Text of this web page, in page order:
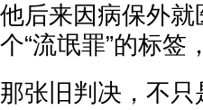
他后来因病保外
个“流氓罪”的标签
那张旧判决，不只